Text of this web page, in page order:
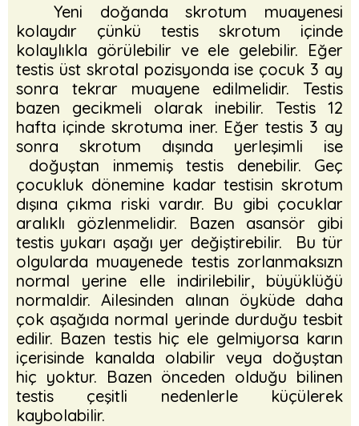
Yeni doğanda skrotum muayenesi
kolaydır çünkü testis skrotum içinde
kolaylıkla görülebilir ve ele gelebilir. Eğer
testis üst skrotal pozisyonda ise çocuk 3 ay
sonra tekrar muayene edilmelidir. Testis
bazen gecikmeli olarak inebilir. Testis 12
hafta içinde skrotuma iner. Eğer testis 3 ay
sonra skrotum dışında yerleşimli ise
doğuştan inmemiş testis denebilir. Geç
çocukluk dönemine kadar testisin skrotum
dışına çıkma riski vardır. Bu gibi çocuklar
aralıklı gözlenmelidir. Bazen asansör gibi
testis yukarı aşağı yer değiştirebilir. Bu tür
olgularda muayenede testis zorlanmaksızn
normal yerine elle indirilebilir, büyüklüğü
normaldir. Ailesinden alınan öyküde daha
çok aşağıda normal yerinde durduğu tesbit
edilir. Bazen testis hiç ele gelmiyorsa karın
içerisinde kanalda olabilir veya doğuştan
hiç yoktur. Bazen önceden olduğu bilinen
testis çeşitli nedenlerle küçülerek
kaybolabilir.